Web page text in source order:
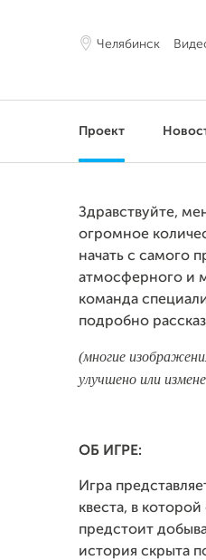
Челябинск
Проект
Здравствуйте,
огромное
начать с самого
атмосферного и
команда
подробно
(многие
улучшено или
ОБ ИГРЕ:
Игра
квеста, в
предстоит
история скрыта